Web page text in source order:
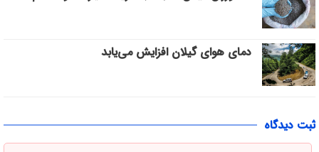
دمای هوای گیلان افزایش می‌یابد
ثبت دیدگاه